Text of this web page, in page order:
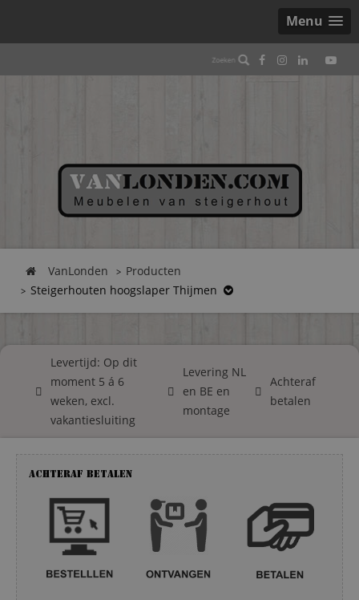
Menu
VanLonden
Producten
Steigerhouten hoogslaper Thijmen
Levertijd: Op dit
moment 5 á 6
weken, excl.
vakantiesluiting
Levering NL
en BE en
montage
Achteraf
betalen
Achteraf betalen